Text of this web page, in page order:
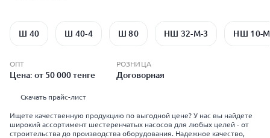
Ш 40 Ш 40-4 Ш 80 НШ 32-М-3 НШ 10-
ОПТ
Цена: от 50 000 тенге
РОЗНИЦА
Договорная
Скачать прайс-лист
Ищете качественную продукцию по выгодной цене? У нас вы найдете
широкий ассортимент шестеренчатых насосов для любых целей - от
строительства до производства оборудования. Надежное качество,